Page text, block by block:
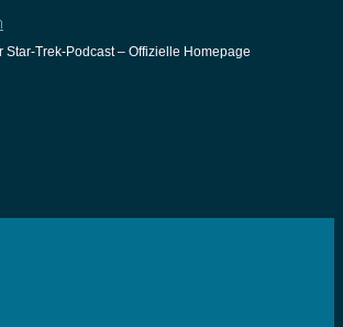
Star-Trek-Podcast – Offizielle Homepage